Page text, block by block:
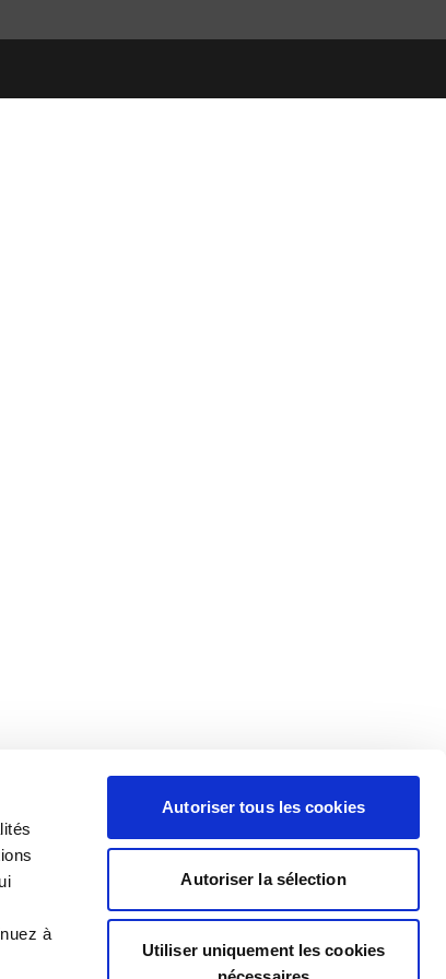
à
Autoriser tous les cookies
Autoriser la sélection
Utiliser uniquement les cookies